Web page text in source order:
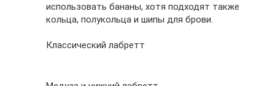
использовать бананы, хотя подходят также
кольца, полукольца и шипы для брови.
Классический лабретт